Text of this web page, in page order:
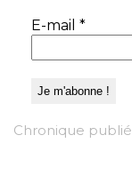
E-mail *
Chronique